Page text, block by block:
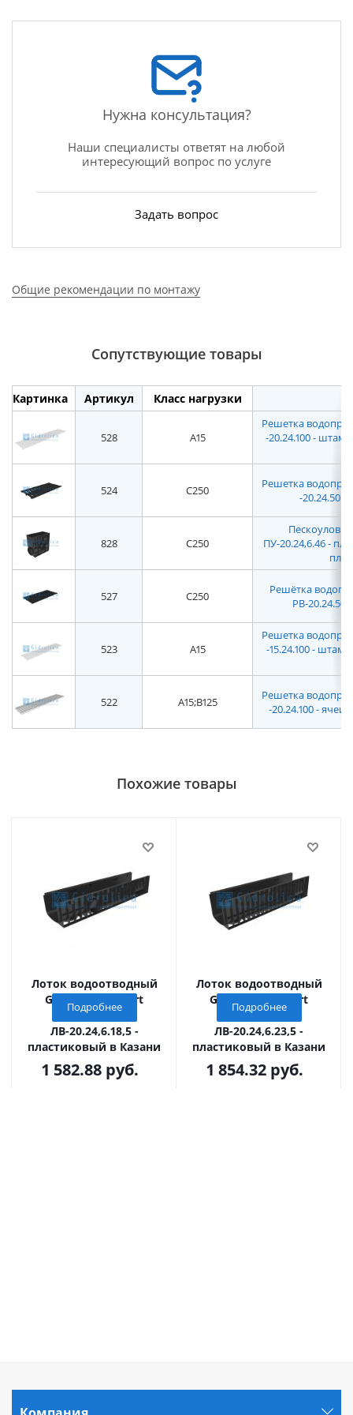
Нужна консультация?
Наши специалисты ответят на любой
интересующий вопрос по услуге
Задать вопрос
Общие рекомендации по монтажу
Сопутствующие товары
Картинка Артикул Класс нагрузки
528 A15
Решетка
-20.24.100 -
524 C250
Решетка
-20.24.50 -
828 C250
ПУ-20.24,6.46 -
527 C250
Решётка
РВ-20.24.50
523 A15
Решетка
-15.24.100 -
522 A15;B125
Решетка
-20.24.100 -
Похожие товары
Лоток водоотводный
Gidrolica Standart
(Стандарт)
ЛВ-20.24,6.18,5 -
пластиковый в Казани
1 582.88руб.
Подробнее
Лоток водоотводный
Gidrolica Standart
(Стандарт)
ЛВ-20.24,6.23,5 -
пластиковый в Казани
1 854.32руб.
Подробнее